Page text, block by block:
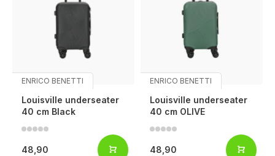
ENRICO BENETTI
Louisville underseater
40 cm Black
48,90
ENRICO BENETTI
Louisville underseater
40 cm OLIVE
48,90